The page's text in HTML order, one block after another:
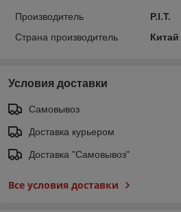
Производитель
P.I.T.
Страна производитель
Китай
Условия доставки
Самовывоз
Доставка курьером
Доставка "Самовывоз"
Все условия доставки